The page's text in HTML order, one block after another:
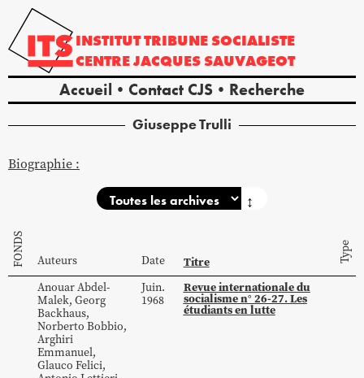
INSTITUTTRIBUNE SOCIALISTE
CENTREJACQUES SAUVAGEOT
Accueil Contact CJS Recherche
GiuseppeTrulli
Biographie :
↕
FONDS Auteurs Date Titre Type
AnouarAbdel-
Malek, Georg
Backhaus,
Norberto Bobbio,
Arghiri
Emmanuel,
Glauco Felici,
Juin.
1968
Revue internationale du
socialisme n° 26-27. Les
étudiants en lutte